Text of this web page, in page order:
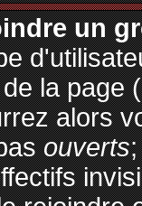
un
la page
alors
ouverts